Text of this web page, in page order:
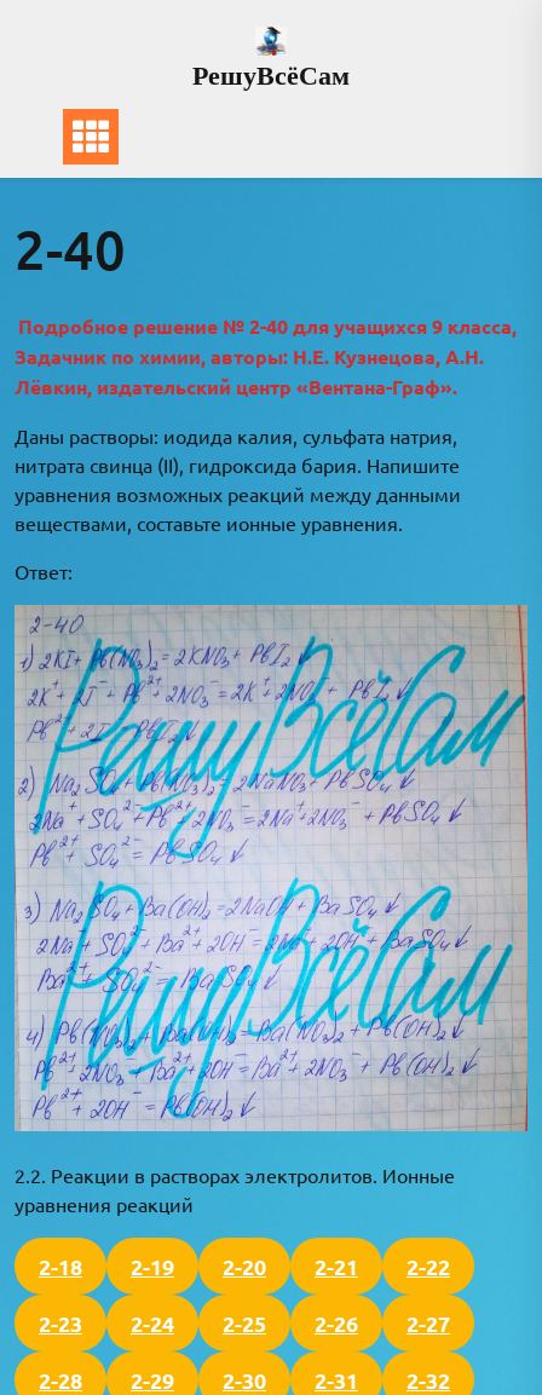
РешуВсёСам
2-40
Подробное решение № 2-40 для учащихся 9 класса,
Задачник по химии, авторы: Н.Е. Кузнецова, А.Н.
Лёвкин, издательский центр «Вентана-Граф».
Даны растворы: иодида калия, сульфата натрия,
нитрата свинца (II), гидроксида бария. Напишите
уравнения возможных реакций между данными
веществами, составьте ионные уравнения.
Ответ:
2.2. Реакции в растворах электролитов. Ионные
уравнения реакций
2-18 2-19 2-20 2-21 2-22
2-23 2-24 2-25 2-26 2-27
2-28 2-29 2-30 2-31 2-32